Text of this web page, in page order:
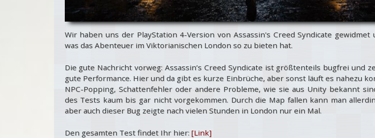
Wir haben uns der PlayStation 4-Version von Assassin's Creed Syndicate gewidmet
was das Abenteuer im Viktorianischen London so zu bieten hat.
Die gute Nachricht vorweg: Assassin’s Creed Syndicate ist größtenteils bugfrei und
gute Performance. Hier und da gibt es kurze Einbrüche, aber sonst läuft es nahezu
NPC-Popping, Schattenfehler oder andere Probleme, wie sie aus Unity bekannt
des Tests kaum bis gar nicht vorgekommen. Durch die Map fallen kann man
aber auch dieser Bug zeigte nach vielen Stunden in London nur ein Mal.
Den gesamten Test findet Ihr hier: [Link]